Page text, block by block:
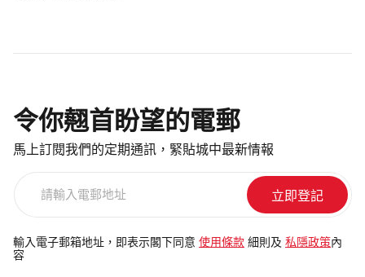
令你翹首盼望的電郵
馬上訂閱我們的定期通訊，緊貼城中最新情報
電
郵
輸入電子郵箱地址，即表示閣下同意 使用條款 細則及 私隱政策 內
容